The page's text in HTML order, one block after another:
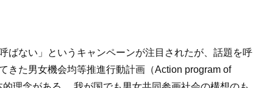
ばない」というキャンペーンが注目されたが、話題を呼
きた男女機会均等推進行動計画（Action program of